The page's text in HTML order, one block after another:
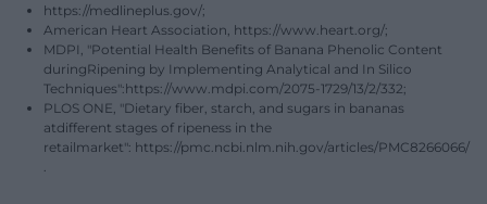
https://medlineplus.gov/;
American Heart Association, https://www.heart.org/;
MDPI, "Potential Health Benefits of Banana Phenolic Content
duringRipening by Implementing Analytical and In Silico
Techniques":https://www.mdpi.com/2075-1729/13/2/332;
PLOS ONE, "Dietary fiber, starch, and sugars in bananas
atdifferent stages of ripeness in the
retailmarket": https://pmc.ncbi.nlm.nih.gov/articles/PMC8266066/